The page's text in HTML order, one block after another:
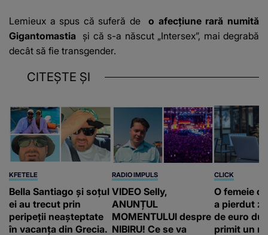
Lemieux a spus că suferă deo afecțiune rară numită
Gigantomastia și că s-a născut „Intersex”, mai degrabă
decât să fie transgender.
CITEȘTE ȘI
KFETELE
Bella Santiago și soțul
ei au trecut prin
peripeții neașteptate
în vacanța din Grecia.
RADIO IMPULS
VIDEO Selly,
ANUNȚUL
MOMENTULUI despre
NIBIRU! Ce se va
CLICK
O femeie
a pierdut
de euro
primit un